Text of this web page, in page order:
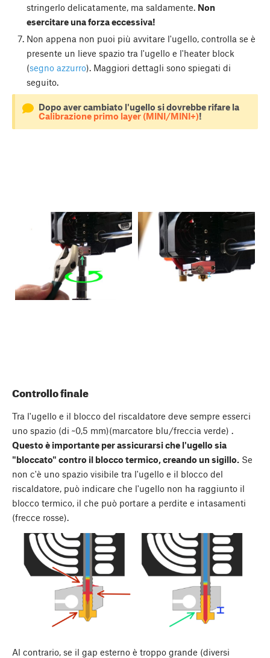
stringerlo delicatamente, ma saldamente. Non
esercitare una forza eccessiva!
Non appena non puoi più avvitare l'ugello, controlla se è
presente un lieve spazio tra l'ugello e l'heater block
(segno azzurro). Maggiori dettagli sono spiegati di
seguito.
Dopo aver cambiato l'ugello si dovrebbe rifare la
Calibrazione primo layer (MINI/MINI+)!
Controllo finale
Tra l'ugello e il blocco del riscaldatore deve sempre esserci
uno spazio (di ~0,5 mm)(marcatore blu/freccia verde) .
Questo è importante per assicurarsi che l'ugello sia
"bloccato" contro il blocco termico, creando un sigillo. Se
non c'è uno spazio visibile tra l'ugello e il blocco del
riscaldatore, può indicare che l'ugello non ha raggiunto il
blocco termico, il che può portare a perdite e intasamenti
(frecce rosse).
Al contrario, se il gap esterno è troppo grande (diversi